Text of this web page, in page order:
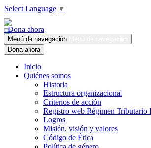
Select Language ▼
Dona ahora
Menú de navegación
Dona ahora
Inicio
Quiénes somos
Historia
Estructura organizacional
Criterios de acción
Registro web Régimen Tributario
Logros
Misión, visión y valores
Código de Ética